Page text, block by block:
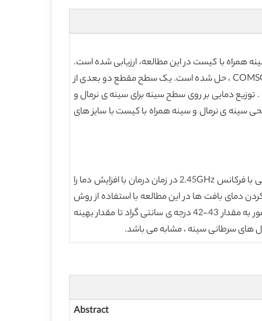
با کیست در این مطالعه، ارزیابی شده است.
انتقال گرما داخل سینه با استفاده از معادله ی گرمای زیستی پنس با استفاده از روش المان محدود در نرم افزار COMSOL Multiphysics ، حل شده است. یک سطح مقطع دو بعدی از
دمایی بر روی سطح سینه برای سینه ی نرمال و
ی نرمال و سینه همراه با کیست با سایز های
این مقاله یک مدل 2 بعدی از سینه ی انسان را نشان می دهد تا بتوان دمای بافت در اثر تشعشع یک منبع میدان الکترومغناطیسی با فرکانس 2.45GHz در زمان درمان با افزایش دما را
دمای بافت ها در این مطالعه با استفاده از روش
تحلیل المان محدود در نرم افزار COMSOL ، مورد استفاده قرار گرفته است. از شبیه سازی ها کاملا مشخص است که منطقه ی تومور به مقدار 43-42 درجه ی سانتی گراد تا مقدار بهینه
Abstract